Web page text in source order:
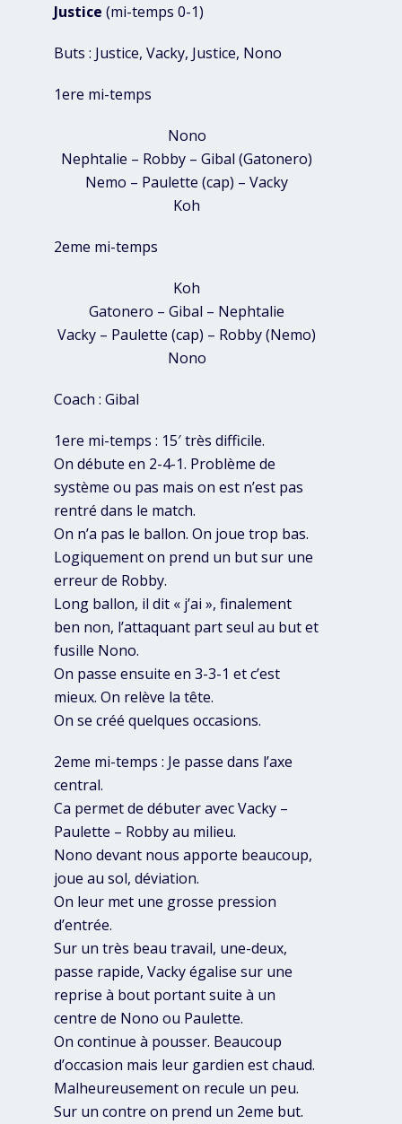
Justice (mi-temps 0-1)
Buts : Justice, Vacky, Justice, Nono
1ere mi-temps
Nono
Nephtalie – Robby – Gibal (Gatonero)
Nemo – Paulette (cap) – Vacky
Koh
2eme mi-temps
Koh
Gatonero – Gibal – Nephtalie
Vacky – Paulette (cap) – Robby (Nemo)
Nono
Coach : Gibal
1ere mi-temps : 15′ très difficile.
On débute en 2-4-1. Problème de
système ou pas mais on est n’est pas
rentré dans le match.
On n’a pas le ballon. On joue trop bas.
Logiquement on prend un but sur une
erreur de Robby.
Long ballon, il dit « j’ai », finalement
ben non, l’attaquant part seul au but et
fusille Nono.
On passe ensuite en 3-3-1 et c’est
mieux. On relève la tête.
On se créé quelques occasions.
2eme mi-temps : Je passe dans l’axe
central.
Ca permet de débuter avec Vacky –
Paulette – Robby au milieu.
Nono devant nous apporte beaucoup,
joue au sol, déviation.
On leur met une grosse pression
d’entrée.
Sur un très beau travail, une-deux,
passe rapide, Vacky égalise sur une
reprise à bout portant suite à un
centre de Nono ou Paulette.
On continue à pousser. Beaucoup
d’occasion mais leur gardien est chaud.
Malheureusement on recule un peu.
Sur un contre on prend un 2eme but.